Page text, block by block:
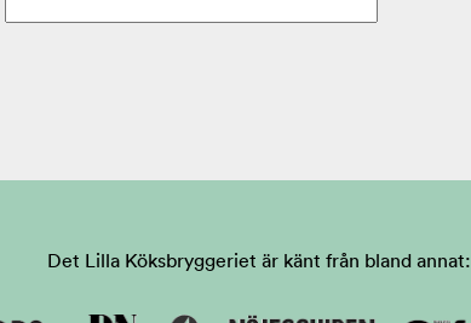
Det Lilla Köksbryggeriet är känt från bland annat: